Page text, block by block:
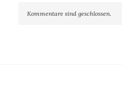
Kommentare sind geschlossen.